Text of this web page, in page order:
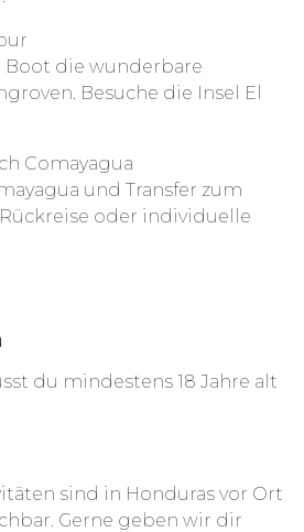
Boot die wunderbare
Besuche die Insel El
Comayagua
und Transfer zum
oder individuelle
du mindestens 18 Jahre alt
sind in Honduras vor Ort
Gerne geben wir dir